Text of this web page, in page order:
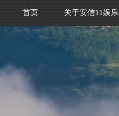
首页 关于安信11娱乐